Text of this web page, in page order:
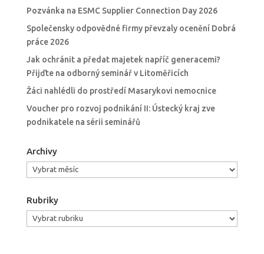
Pozvánka na ESMC Supplier Connection Day 2026
Společensky odpovědné firmy převzaly ocenění Dobrá
práce 2026
Jak ochránit a předat majetek napříč generacemi?
Přijďte na odborný seminář v Litoměřicích
Žáci nahlédli do prostředí Masarykovi nemocnice
Voucher pro rozvoj podnikání II: Ústecký kraj zve
podnikatele na sérii seminářů
Archivy
Archivy
Rubriky
Rubriky